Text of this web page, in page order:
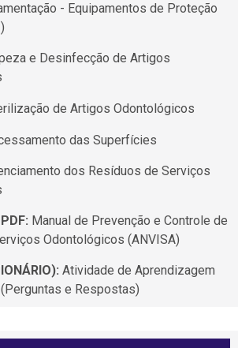
- Equipamentos de Proteção
e Desinfecção de Artigos
de Artigos Odontológicos
das Superfícies
dos Resíduos de Serviços
Manual de Prevenção e Controle de
Odontológicos (ANVISA)
Atividade de Aprendizagem
e Respostas)